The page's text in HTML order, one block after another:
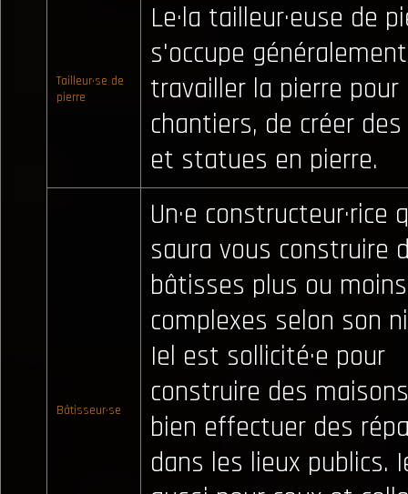
Tailleur·se de
pierre
Le·la tailleur·euse de
s'occupe
travailler la pierre pour
chantiers, de créer
et statues en pierre.
Bâtisseur·se
Un·e constructeur·rice
saura vous construire
bâtisses plus ou moins
complexes selon son
Iel est sollicité·e pour
construire des
bien effectuer des
dans les lieux publics.